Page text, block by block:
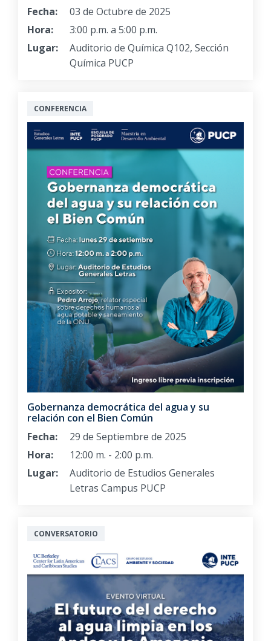
Fecha:
03 de Octubre de 2025
Hora:
3:00 p.m. a 5:00 p.m.
Lugar:
Auditorio de Química Q102, Sección
Química PUCP
CONFERENCIA
Gobernanza democrática del agua y su
relación con el Bien Común
Fecha:
29 de Septiembre de 2025
Hora:
12:00 m. - 2:00 p.m.
Lugar:
Auditorio de Estudios Generales
Letras Campus PUCP
CONVERSATORIO